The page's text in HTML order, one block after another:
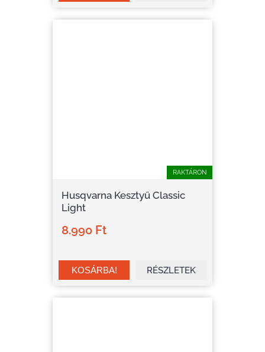
RAKTÁRON
Husqvarna Kesztyű Classic
Light
8.990 Ft
RÉSZLETEK